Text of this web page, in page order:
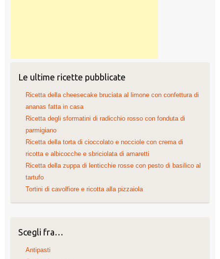
Le ultime ricette pubblicate
Ricetta della cheesecake bruciata al limone con confettura di
ananas fatta in casa
Ricetta degli sformatini di radicchio rosso con fonduta di
parmigiano
Ricetta della torta di cioccolato e nocciole con crema di
ricotta e albicocche e sbriciolata di amaretti
Ricetta della zuppa di lenticchie rosse con pesto di basilico al
tartufo
Tortini di cavolfiore e ricotta alla pizzaiola
Scegli fra…
Antipasti